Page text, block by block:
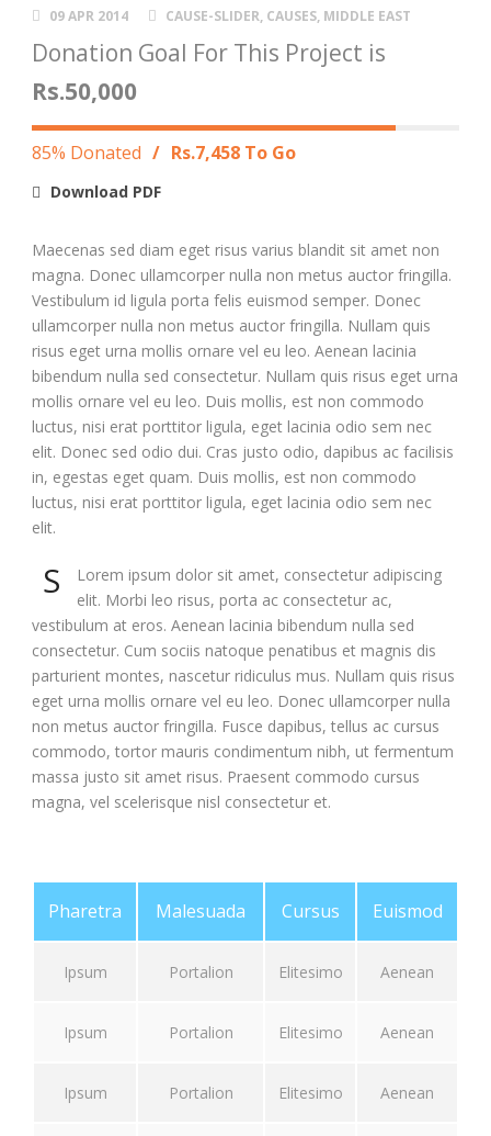
09 APR 2014 CAUSE-SLIDER, CAUSES, MIDDLE EAST
Donation Goal For This Project is
Rs.50,000
85% Donated / Rs.7,458 To Go
Download PDF
Maecenas sed diam eget risus varius blandit sit amet non
magna. Donec ullamcorper nulla non metus auctor fringilla.
Vestibulum id ligula porta felis euismod semper. Donec
ullamcorper nulla non metus auctor fringilla. Nullam quis
risus eget urna mollis ornare vel eu leo. Aenean lacinia
bibendum nulla sed consectetur. Nullam quis risus eget urna
mollis ornare vel eu leo. Duis mollis, est non commodo
luctus, nisi erat porttitor ligula, eget lacinia odio sem nec
elit. Donec sed odio dui. Cras justo odio, dapibus ac facilisis
in, egestas eget quam. Duis mollis, est non commodo
luctus, nisi erat porttitor ligula, eget lacinia odio sem nec
elit.
S
Lorem ipsum dolor sit amet, consectetur adipiscing
elit. Morbi leo risus, porta ac consectetur ac,
vestibulum at eros. Aenean lacinia bibendum nulla sed
consectetur. Cum sociis natoque penatibus et magnis dis
parturient montes, nascetur ridiculus mus. Nullam quis risus
eget urna mollis ornare vel eu leo. Donec ullamcorper nulla
non metus auctor fringilla. Fusce dapibus, tellus ac cursus
commodo, tortor mauris condimentum nibh, ut fermentum
massa justo sit amet risus. Praesent commodo cursus
magna, vel scelerisque nisl consectetur et.
Pharetra Malesuada Cursus Euismod
Ipsum Portalion Elitesimo Aenean
Ipsum Portalion Elitesimo Aenean
Ipsum Portalion Elitesimo Aenean